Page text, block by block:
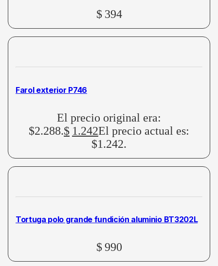
$ 394
Farol exterior P746
El precio original era:
$2.288.$ 1.242El precio actual es:
$1.242.
Tortuga polo grande fundición aluminio BT3202L
$ 990